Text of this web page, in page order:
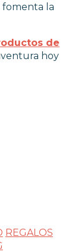
la
de
hoy
REGALOS